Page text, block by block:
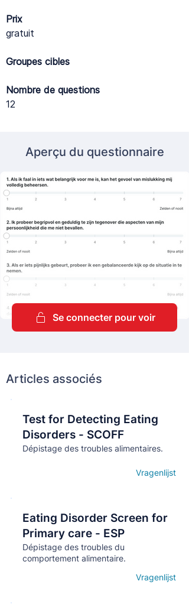
Prix
gratuit
Groupes cibles
Nombre de questions
12
Aperçu du questionnaire
Se connecter pour voir
Articles associés
Test for Detecting Eating
Disorders - SCOFF
Dépistage des troubles alimentaires.
Кнопка
Vragenlijst
Eating Disorder Screen for
Primary care - ESP
Dépistage des troubles du
comportement alimentaire.
Кнопка
Vragenlijst